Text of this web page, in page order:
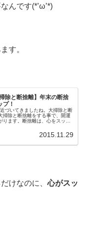
んです(*’ω’*)
す。
除と断捨離】年末の断捨
！
づいてきましたね。大掃除と断
掃除と断捨離をする事で、開運
ります。断捨離は、心をスッキ
2015.11.29
けなのに、心がスッ